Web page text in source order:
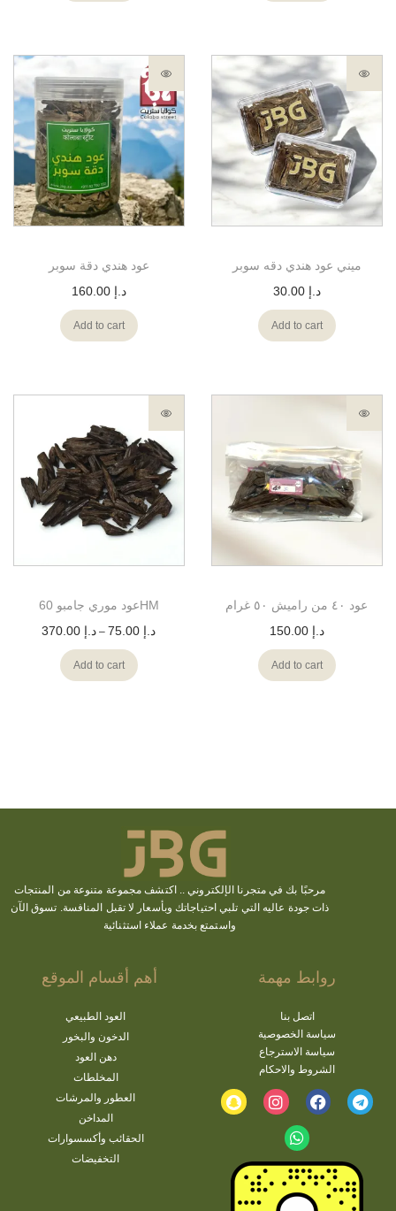
عود هندي دقة سوبر
د.إ 160.00
Add to cart
ميني عود هندي دقه سوبر
د.إ 30.00
Add to cart
عود موري جامبو 60HM
د.إ
– د.إ
Add to cart
عود ٤٠ من راميش ٥٠ غرام
د.إ 150.00
Add to cart
مرحبًا بك في متجرنا الإلكتروني .. اكتشفمجموعة متنوعة من المنتجات
ذات جودة عاليه التي تلبي احتياجاتك وبأسعار لا تقبل المنافسة. تسوق الآن
واستمتع بخدمة عملاء استثنائية
أهم أقسام الموقع
العود الطبيعي
الدخون والبخور
دهن العود
المخلطات
العطور والمرشات
المداخن
الحقائب وأكسسوارات
التخفيضات
روابط مهمة
اتصل بنا
سياسة الخصوصية
سياسة الاسترجاع
الشروط والاحكام